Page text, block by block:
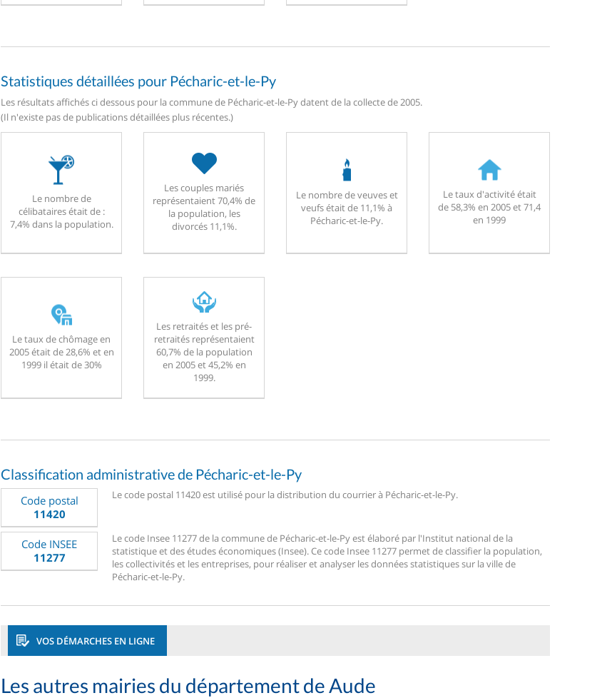
Statistiques détaillées pour Pécharic-et-le-Py
Les résultats affichés ci dessous pour la commune de Pécharic-et-le-Py datent de la collecte de 2005.
(Il n'existe pas de publications détaillées plus récentes.)
Le nombre de
célibataires était de :
7,4% dans la population.
Les couples mariés
représentaient 70,4% de
la population, les
divorcés 11,1%.
Le nombre de veuves et
veufs était de 11,1% à
Pécharic-et-le-Py.
Le taux d'activité était
de 58,3% en 2005 et 71,4
en 1999
Le taux de chômage en
2005 était de 28,6% et en
1999 il était de 30%
Les retraités et les pré-
retraités représentaient
60,7% de la population
en 2005 et 45,2% en
1999.
Classification administrative de Pécharic-et-le-Py
Code postal
11420
Le code postal 11420 est utilisé pour la distribution du courrier à Pécharic-et-le-Py.
Code INSEE
11277
Le code Insee 11277 de la commune de Pécharic-et-le-Py est élaboré par l'Institut national de la
statistique et des études économiques (Insee). Ce code Insee 11277 permet de classifier la population,
les collectivités et les entreprises, pour réaliser et analyser les données statistiques sur la ville de
Pécharic-et-le-Py.
VOS DÉMARCHES EN LIGNE
Les autres mairies du département de Aude